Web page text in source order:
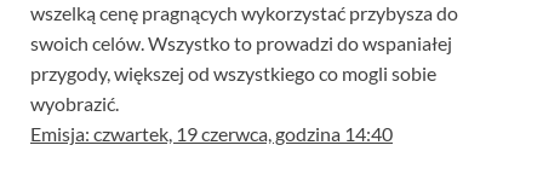
wszelką cenę pragnących wykorzystać przybysza do
swoich celów. Wszystko to prowadzi do wspaniałej
przygody, większej od wszystkiego co mogli sobie
wyobrazić.
Emisja: czwartek, 19 czerwca, godzina 14:40